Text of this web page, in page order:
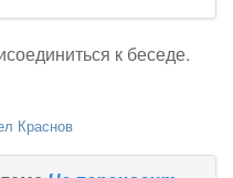
к беседе.
Краснов